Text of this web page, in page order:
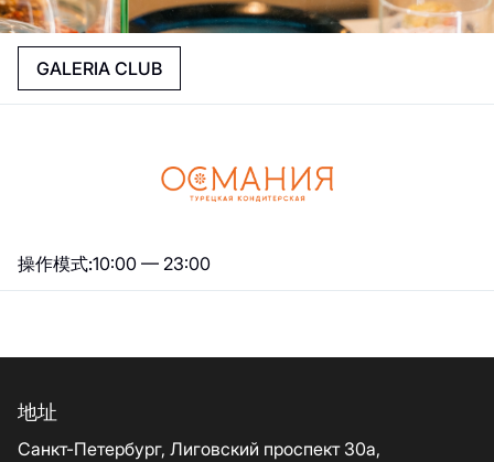
GALERIA CLUB
操作模式:10:00 — 23:00
地址
Санкт-Петербург, Лиговский проспект 30а,